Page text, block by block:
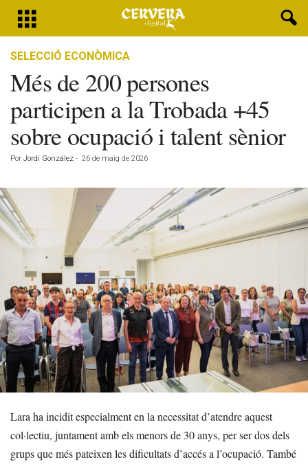
SELECCIÓ ECONÒMICA
Més de 200 persones
participen a la Trobada +45
sobre ocupació i talent sènior
Por Jordi González - 26 de maig de 2026
Lara ha incidit especialment en la necessitat d’atendre aquest
col·lectiu, juntament amb els menors de 30 anys, per ser dos dels
grups que més pateixen les dificultats d’accés a l’ocupació. També